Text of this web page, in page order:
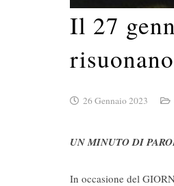
Il 27
26 Gennaio 2023
UN MINUTO DI
In occasione del